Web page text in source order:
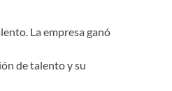
La empresa ganó
de talento y su